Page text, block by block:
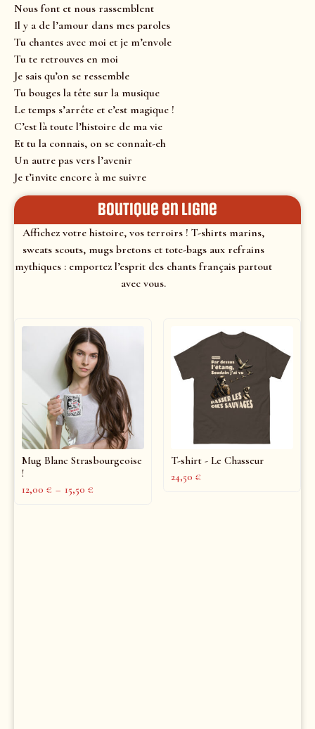
Nous font et nous rassemblent
Il y a de l’amour dans mes paroles
Tu chantes avec moi et je m’envole
Tu te retrouves en moi
Je sais qu’on se ressemble
Tu bouges la tête sur la musique
Le temps s’arrête et c’est magique !
C’est là toute l’histoire de ma vie
Et tu la connais, on se connaît-eh
Un autre pas vers l’avenir
Je t’invite encore à me suivre
Boutique en ligne
Affichez votre histoire, vos terroirs ! T-shirts marins,
sweats scouts, mugs bretons et tote-bags aux refrains
mythiques : emportez l’esprit des chants français partout
avec vous.
Mug Blanc Strasbourgeoise
!
12,00 € – 15,50 €
T-shirt - Le Chasseur
24,50 €